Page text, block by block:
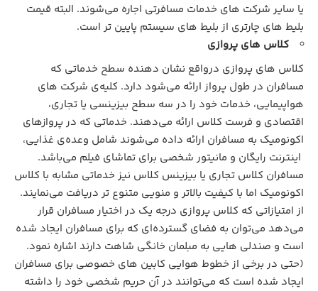
یا سایر شرکت های خدمات مسافرتی اجاره می‌شوند. البته قیمت
بلیط های چارتری از بلیط های سیستم پایین تر است.
کلاس های پروازی
کلاس های پروازی درواقع نشان دهنده سطح خدماتی که
مسافران در طول پرواز ارائه می‌شود دارد. کلیه‌ی شرکت های
هواپیمایی، خدمات خود را در سه سطح بیزینسی یا تجاری،
اقتصادی و فرست کلاس ارائه می‌دهند. خدماتی که در پروازهای
اکونومیک به مسافران ارائه داده می‌شوند شامل وعده‌ی غذایی،
اینترنت رایگان و مانیتور شخصی برای تماشای فیلم می‌باشد.
مسافران کلاس تجاری یا بیزینس کلاس نیز خدماتی مشابه با کلاس
اکونومیک اما با کیفیت بالاتر و منویی متنوع تر دریافت می‌نمایند.
از امتیازاتی که کلاس پروازی درجه یک در اختیار مسافران قرار
می‌دهد می‌توان به فضای گسترده‌ای که برای مسافران ایجاد شده
است و صندلی هایی به مبلمان خانگی شاهت دارند اشاره نمود.
(حتی در برخی از خطوط هوایی کابین های خصوصی برای مسافران
ایجاد شده است که می‌توانند در آن حریم شخصی خود را داشته